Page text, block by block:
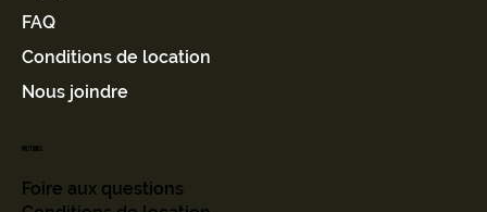
Politiques
Foire aux questions
FAQ
Conditions de location
Nous joindre